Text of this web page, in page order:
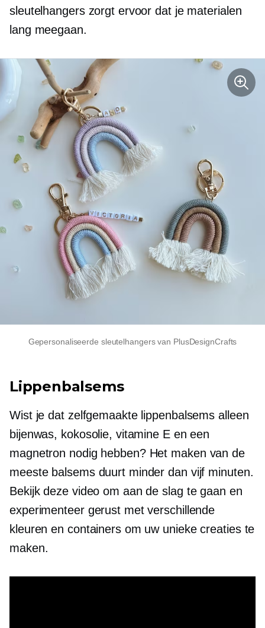
sleutelhangers zorgt ervoor dat je materialen
lang meegaan.
Gepersonaliseerde sleutelhangers van PlusDesignCrafts
Lippenbalsems
Wist je dat zelfgemaakte lippenbalsems alleen
bijenwas, kokosolie, vitamine E en een
magnetron nodig hebben? Het maken van de
meeste balsems duurt minder dan vijf minuten.
Bekijk deze video om aan de slag te gaan en
experimenteer gerust met verschillende
kleuren en containers om uw unieke creaties te
maken.